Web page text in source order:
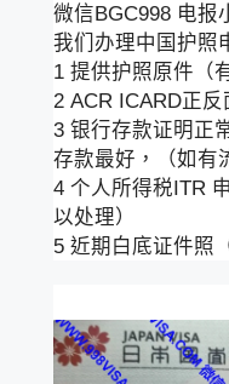
微信BGC998 电报
我们办理中国护照
1 提供护照原件（
2 ACR ICARD正反
3 银行存款证明正
存款最好，（如有
4 个人所得税ITR
以处理）
5 近期白底证件照